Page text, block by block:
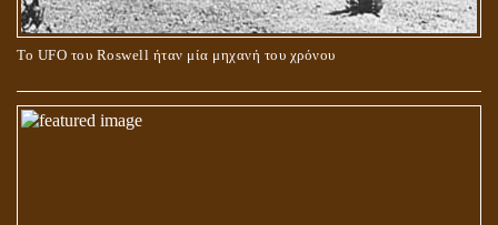
Το UFO του Roswell ήταν μία μηχανή του χρόνου